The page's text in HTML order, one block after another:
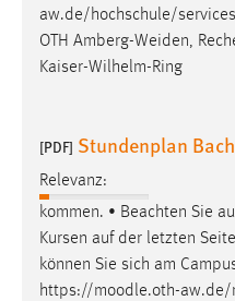
aw.de/hochschule/
OTH Amberg-Weiden,
Kaiser-Wilhelm-Ring
[PDF] Stundenplan
Relevanz:
kommen. • Beachten Sie
Kursen auf der letzten
können Sie sich am
https://moodle.oth-